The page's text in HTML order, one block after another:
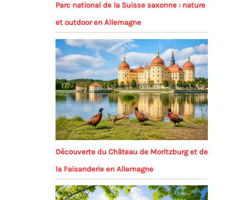
Parc national de la Suisse saxonne : nature
et outdoor en Allemagne
Découverte du Château de Moritzburg et de
la Faisanderie en Allemagne